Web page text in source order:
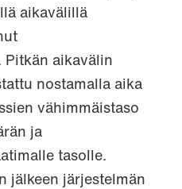
aikavälillä
Pitkän aikavälin
nostamalla aika
vähimmäistaso
ja
tasolle.
jälkeen järjestelmän